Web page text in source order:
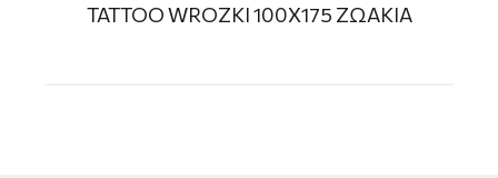
TATTOO WROZKI 100Χ175 ZΩΑΚΙΑ